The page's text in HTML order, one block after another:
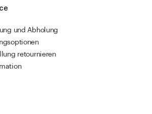
und Abholung
retournieren